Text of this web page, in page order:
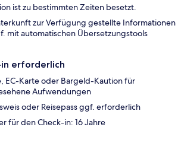
ist zu bestimmten Zeiten besetzt.
zur Verfügung gestellte Informationen
mit automatischen Übersetzungstools
erforderlich
EC-Karte oder Bargeld-Kaution für
Aufwendungen
oder Reisepass ggf. erforderlich
für den Check-in: 16 Jahre